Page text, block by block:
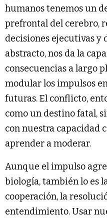
humanos tenemos un
prefrontal del cerebro,
decisiones ejecutivas y
abstracto, nos da la
consecuencias a largo
modular los impulsos
futuras. El conflicto,
como un destino fatal,
con nuestra capacidad
aprender a moderar.
Aunque el impulso
biología, también lo es
cooperación, la
entendimiento. Usar